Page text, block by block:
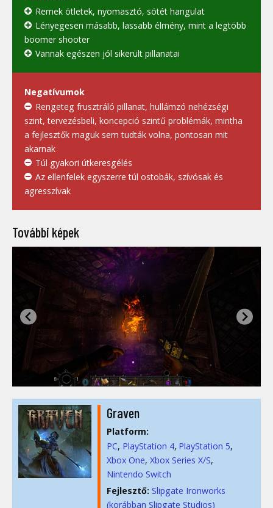
Remek ötletek, nyomasztó, sötét hangulat
Lényegesen másabb, lassabb élmény, mint a legtöbb
boomer shooter
Vannak egészen jól sikerült pillanatai
Negatívumok
Rengeteg frusztráló pillanat, hullámzó nehézségi
szint, tervezésbeli, koncepció szintű problémák, mintha
a fejlesztők maguk sem tudták volna, pontosan mit
akarnak
Túl gyakori útkeresgélés
Az ellenfelek egyszerre túl ostobák, szívósak és
agresszívak
További képek
Graven
Platform:
PC PlayStation 4 PlayStation 5
Xbox One Xbox Series X/S
Nintendo Switch
Fejlesztő: Slipgate Ironworks
(korábban Slipgate Studios)